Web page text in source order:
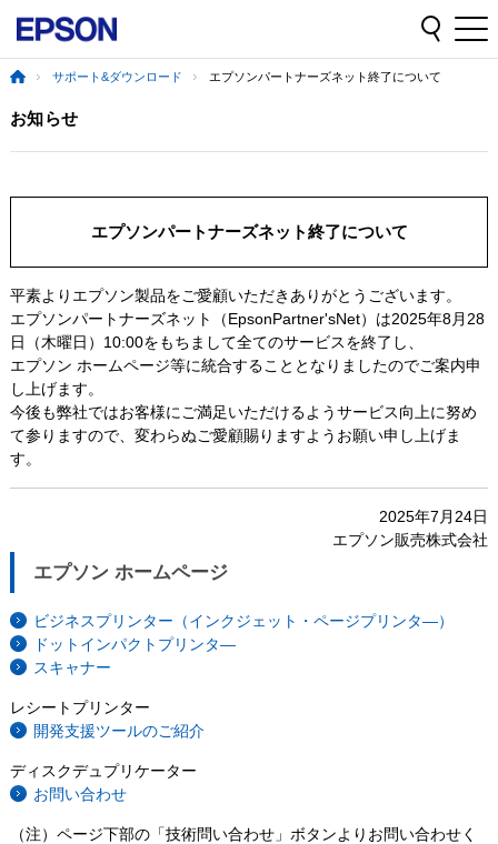
サポート&ダウンロード エプソンパートナーズネット終了について
お知らせ
エプソンパートナーズネット終了について
平素よりエプソン製品をご愛顧いただきありがとうございます。
エプソンパートナーズネット（EpsonPartner'sNet）は2025年8月28
日（木曜日）10:00をもちまして全てのサービスを終了し、
エプソン ホームページ等に統合することとなりましたのでご案内申
し上げます。
今後も弊社ではお客様にご満足いただけるようサービス向上に努め
て参りますので、変わらぬご愛顧賜りますようお願い申し上げま
す。
2025年7月24日
エプソン販売株式会社
エプソン ホームページ
ビジネスプリンター（インクジェット・ページプリンタ―）
ドットインパクトプリンタ―
スキャナー
レシートプリンター
開発支援ツールのご紹介
ディスクデュプリケーター
お問い合わせ
（注）ページ下部の「技術問い合わせ」ボタンよりお問い合わせく